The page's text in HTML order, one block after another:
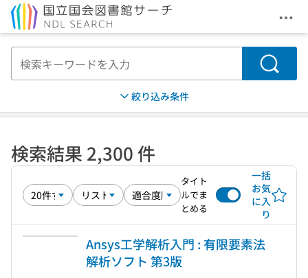
メ
検索
絞り込み条件
検索結果 2,300 件
タイト
ルでま
とめる
一括
お気
に入
り
Ansys工学解析入門 : 有限要素法
解析ソフト 第3版